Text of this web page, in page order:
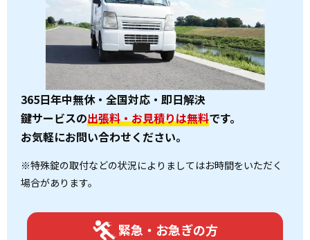
365日年中無休・全国対応・即日解決
鍵サービスの出張料・お見積りは無料です。
お気軽にお問い合わせください。
※特殊錠の取付などの状況によりましてはお時間をいただく
場合があります。
緊急・お急ぎの方